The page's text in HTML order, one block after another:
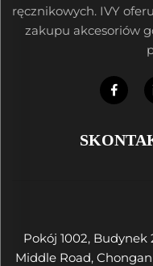
ręcznikowych. IVY
zakupu akcesoriów
Pokój 1002, Budynek
Middle Road,